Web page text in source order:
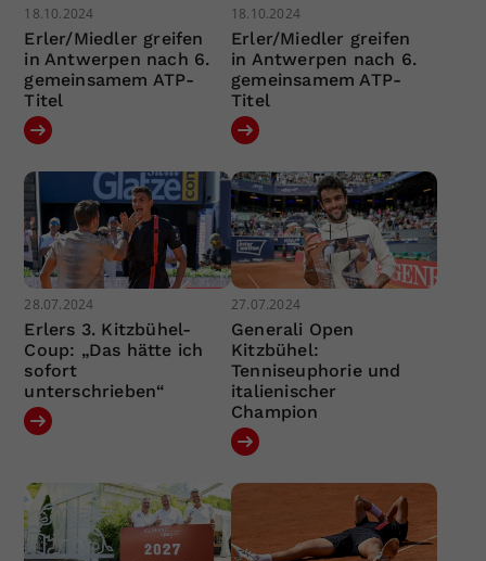
18.10.2024
Erler/Miedler greifen
in Antwerpen nach 6.
gemeinsamem ATP-
Titel
18.10.2024
Erler/Miedler greifen
in Antwerpen nach 6.
gemeinsamem ATP-
Titel
28.07.2024
Erlers 3. Kitzbühel-
Coup: „Das hätte ich
sofort
unterschrieben“
27.07.2024
Generali Open
Kitzbühel:
Tenniseuphorie und
italienischer
Champion